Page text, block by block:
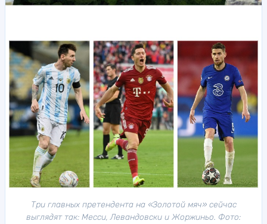
Три главных претендента на «Золотой мяч» сейчас
выглядят так: Месси, Левандовски и Жоржиньо. Фото: